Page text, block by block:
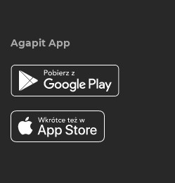
Agapit App